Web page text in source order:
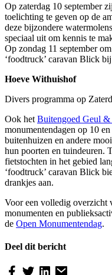
Op zaterdag 10 september
toelichting te geven op de
deze bijzondere
speciaal uit om kennis te
Op zondag 11 september
‘foodtruck’ caravan Blick
Hoeve Withuishof
Divers programma op
Ook het Buitengoed Geul &
monumentendagen op 10
buitenhuizen en andere
hun poorten en tuindeuren.
fietstochten in het gebied
‘foodtruck’ caravan Blick
drankjes aan.
Voor een volledig overzicht
monumenten en
de Open Monumentendag.
Deel dit bericht